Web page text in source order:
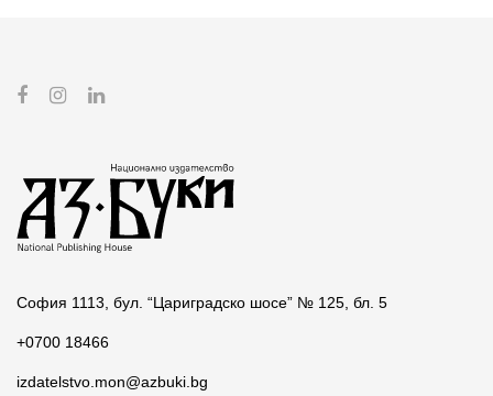
София 1113, бул. “Цариградско шосе” № 125, бл. 5
+0700 18466
izdatelstvo.mon@azbuki.bg